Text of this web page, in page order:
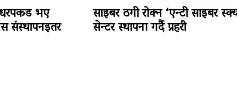
भए
संस्थापनइतर
साइबर ठगी रोक्न ‘एन्टी साइबर
सेन्टर स्थापना गर्दै प्रहरी